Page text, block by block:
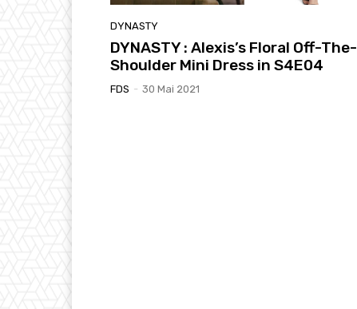
DYNASTY
DYNASTY : Alexis’s Floral Off-The-
Shoulder Mini Dress in S4E04
FDS - 30 Mai 2021